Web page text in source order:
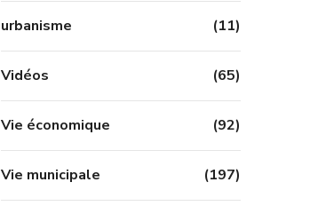
urbanisme (11)
Vidéos (65)
Vie économique (92)
Vie municipale (197)